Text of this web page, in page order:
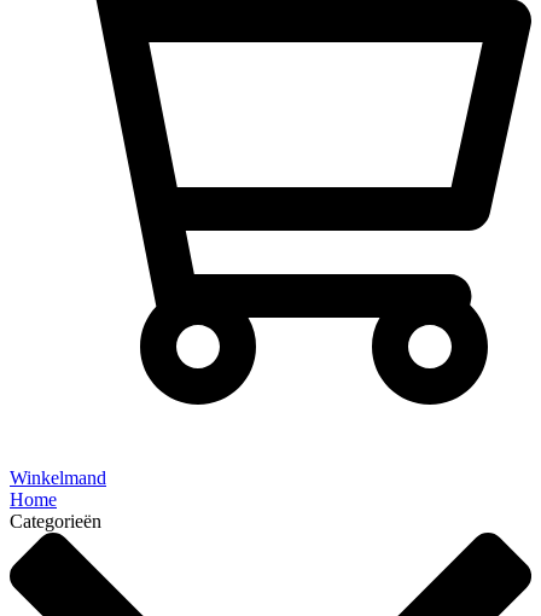
Winkelmand
Home
Categorieën